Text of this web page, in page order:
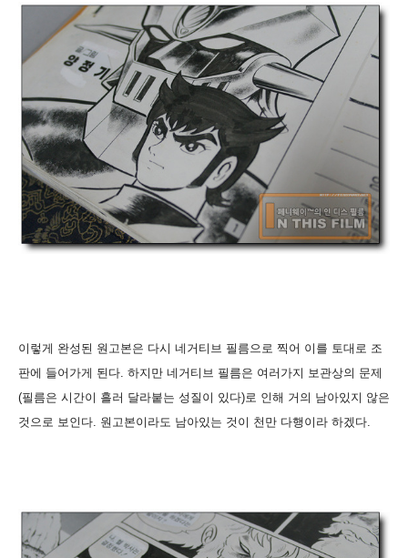
이렇게 완성된 원고본은 다시 네거티브 필름으로 찍어 이를 토대로 조
판에 들어가게 된다. 하지만 네거티브 필름은 여러가지 보관상의 문제
(필름은 시간이 흘러 달라붙는 성질이 있다)로 인해 거의 남아있지 않은
것으로 보인다. 원고본이라도 남아있는 것이 천만 다행이라 하겠다.